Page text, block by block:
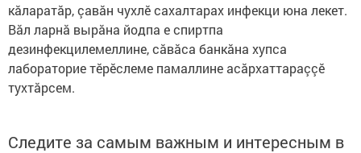
кăларатăр, çавăн чухлӗ сахалтарах инфекци юна лекет.
Вăл ларнă вырăна йодпа е спиртпа
дезинфекцилемеллине, сăвăса банкăна хупса
лабораторие тӗрӗслеме памаллине асăрхаттараççӗ
тухтăрсем.
Следите за самым важным и интересным в